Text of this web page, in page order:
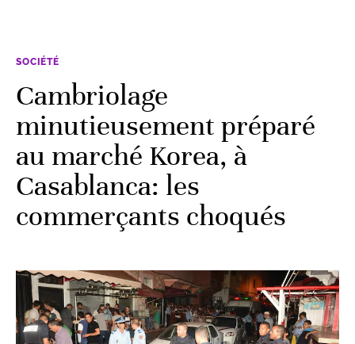
SOCIÉTÉ
Cambriolage
minutieusement préparé
au marché Korea, à
Casablanca: les
commerçants choqués